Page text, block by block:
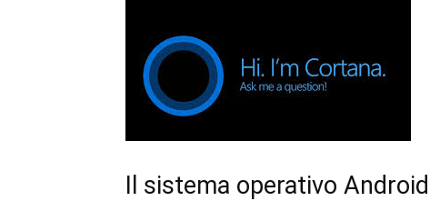
Il sistema operativo